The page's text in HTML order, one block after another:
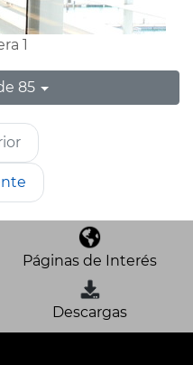
1
85
Páginas de Interés
Descargas